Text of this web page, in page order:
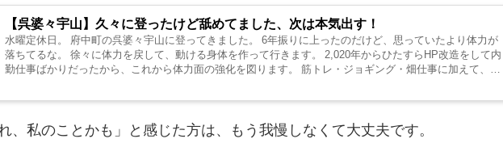
【呉婆々宇山】久々に登ったけど舐めてました、次は本気出す！
水曜定休日。 府中町の呉婆々宇山に登ってきました。 6年振りに上ったのだけど、思っていたより体力が
落ちてるな。 徐々に体力を戻して、動ける身体を作って行きます。 2,020年からひたすらHP改造をして内
勤仕事ばかりだったから、これから体力面の強化を図ります。 筋トレ・ジョギング・畑仕事に加えて、冬
、私のことかも」と感じた方は、もう我慢しなくて大丈夫です。